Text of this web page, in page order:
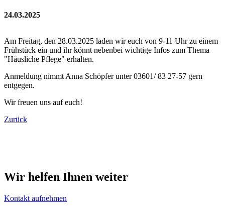
24.03.2025
Am Freitag, den 28.03.2025 laden wir euch von 9-11 Uhr zu einem
Frühstück ein und ihr könnt nebenbei wichtige Infos zum Thema
"Häusliche Pflege" erhalten.
Anmeldung nimmt Anna Schöpfer unter 03601/ 83 27-57 gern
entgegen.
Wir freuen uns auf euch!
Zurück
Wir helfen Ihnen weiter
Kontakt aufnehmen